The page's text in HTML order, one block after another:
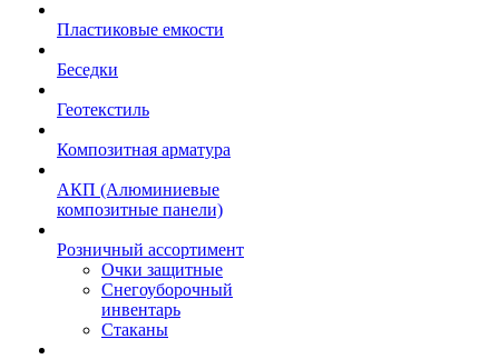
Пластиковые емкости
Беседки
Геотекстиль
Композитная арматура
АКП (Алюминиевые
композитные панели)
Розничный ассортимент
Очки защитные
Снегоуборочный
инвентарь
Стаканы